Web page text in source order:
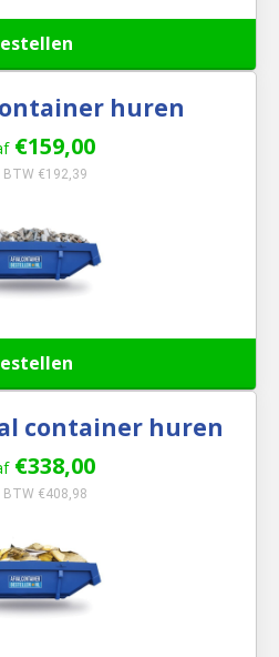
huren
€159,00
BTW €192,39
container huren
€338,00
BTW €408,98